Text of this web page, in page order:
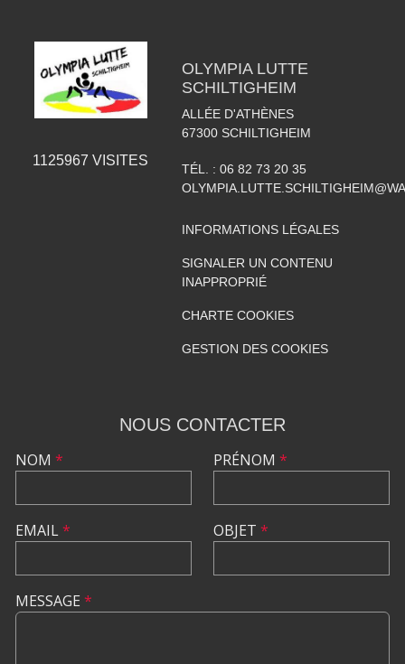
1125967 VISITES
OLYMPIA LUTTE
SCHILTIGHEIM
ALLÉE D'ATHÈNES
67300 SCHILTIGHEIM
TÉL. : 06 82 73 20 35
INFORMATIONS LÉGALES
SIGNALER UN CONTENU
INAPPROPRIÉ
CHARTE COOKIES
GESTION DES COOKIES
NOUS CONTACTER
NOM *
EMAIL*
PRÉNOM *
OBJET *
MESSAGE *